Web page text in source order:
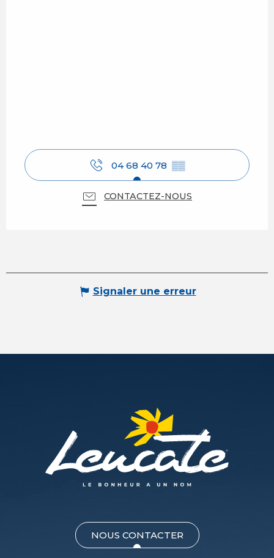
04 68 40 78 ▒▒
CONTACTEZ-NOUS
Signaler une erreur
NOUS CONTACTER